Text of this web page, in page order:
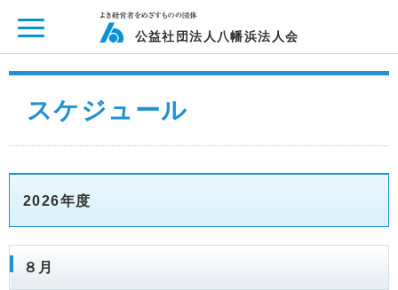
公益社団法人八幡浜法人会
スケジュール
2026年度
８月